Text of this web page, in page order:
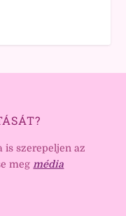
is szerepeljen az
megmédia